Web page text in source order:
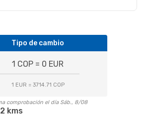
Tipo de cambio
1 COP = 0 EUR
1 EUR = 3714.71 COP
comprobación el día Sáb., 8/08
kms